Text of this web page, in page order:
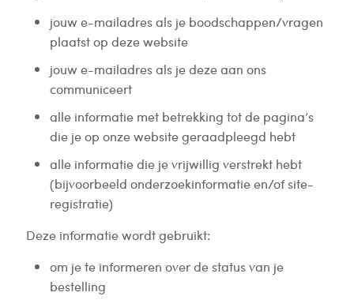
jouw e-mailadres als je boodschappen/vragen
plaatst op deze website
jouw e-mailadres als je deze aan ons
communiceert
alle informatie met betrekking tot de pagina’s
die je op onze website geraadpleegd hebt
alle informatie die je vrijwillig verstrekt hebt
(bijvoorbeeld onderzoekinformatie en/of site-
registratie)
Deze informatie wordt gebruikt:
om je te informeren over de status van je
bestelling